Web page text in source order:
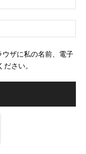
メ
ー
ェ
ザに私の名前、電子
さい。